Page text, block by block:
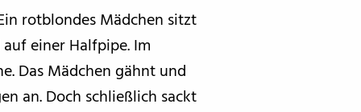
FILMKRITIKEN
FILM- UND SERIEN-TIPPS
rotblondes Mädchen sitzt
einer Halfpipe. Im
Das Mädchen gähnt und
an. Doch schließlich sackt